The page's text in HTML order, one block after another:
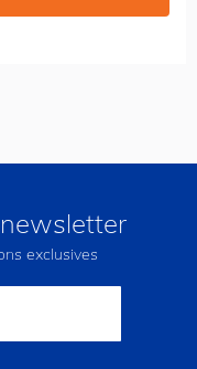
exclusives